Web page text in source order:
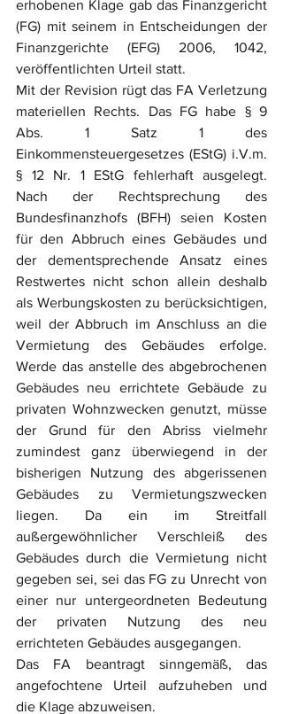
erhobenen Klage gab das Finanzgericht
(FG) mit seinem in Entscheidungen der
Finanzgerichte (EFG) 2006, 1042,
veröffentlichten Urteil statt.
Mit der Revision rügt das FA Verletzung
materiellen Rechts. Das FG habe § 9
Abs. 1 Satz 1 des
Einkommensteuergesetzes (EStG) i.V.m.
§ 12 Nr. 1 EStG fehlerhaft ausgelegt.
Nach der Rechtsprechung des
Bundesfinanzhofs (BFH) seien Kosten
für den Abbruch eines Gebäudes und
der dementsprechende Ansatz eines
Restwertes nicht schon allein deshalb
als Werbungskosten zu berücksichtigen,
weil der Abbruch im Anschluss an die
Vermietung des Gebäudes erfolge.
Werde das anstelle des abgebrochenen
Gebäudes neu errichtete Gebäude zu
privaten Wohnzwecken genutzt, müsse
der Grund für den Abriss vielmehr
zumindest ganz überwiegend in der
bisherigen Nutzung des abgerissenen
Gebäudes zu Vermietungszwecken
liegen. Da ein im Streitfall
außergewöhnlicher Verschleiß des
Gebäudes durch die Vermietung nicht
gegeben sei, sei das FG zu Unrecht von
einer nur untergeordneten Bedeutung
der privaten Nutzung des neu
errichteten Gebäudes ausgegangen.
Das FA beantragt sinngemäß, das
angefochtene Urteil aufzuheben und
die Klage abzuweisen.